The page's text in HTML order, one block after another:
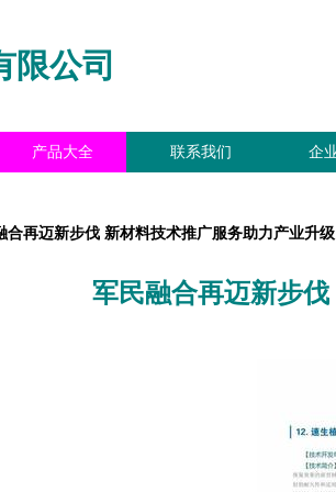
限公司
产品大全 联系我们 企
合再迈新步伐 新材料技术推广服务助力产业升级
军民融合再迈新步